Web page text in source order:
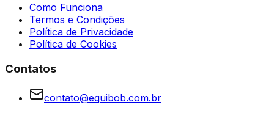
Como Funciona
Termos e Condições
Política de Privacidade
Política de Cookies
Contatos
contato@equibob.com.br